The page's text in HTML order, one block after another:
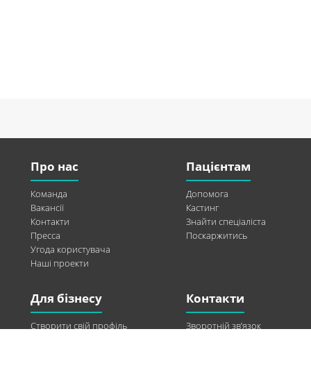
Про нас
Команда
Вакансії
Контакти
Пресса
Угода користувача
Наші проекти
Пацієнтам
Допомога
Кастинг
Знайти спеціаліста
Поскаржитись
Для бізнесу
Створити свій профіль
Контакти
Зворотній зв’язок